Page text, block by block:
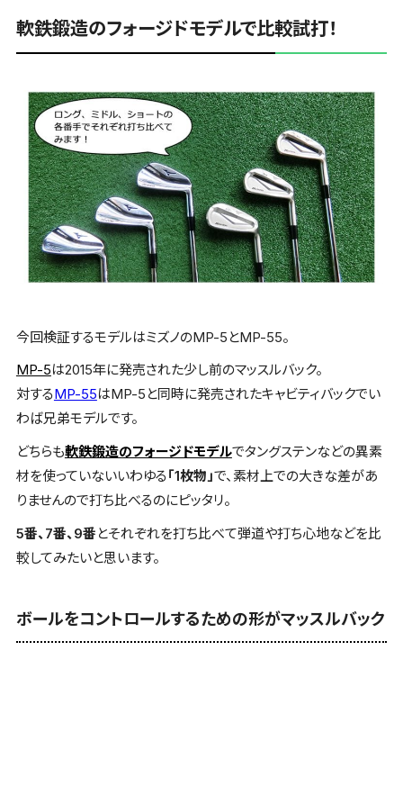
軟鉄鍛造のフォージドモデルで比較試打！
今回検証するモデルはミズノのMP-5とMP-55。
MP-5は2015年に発売された少し前のマッスルバック。
対するMP-55はMP-5と同時に発売されたキャビティバックでい
わば兄弟モデルです。
どちらも軟鉄鍛造のフォージドモデルでタングステンなどの異素
材を使っていないいわゆる「1枚物」で、素材上での大きな差があ
りませんので打ち比べるのにピッタリ。
5番、7番、9番 とそれぞれを打ち比べて弾道や打ち心地などを比
較してみたいと思います。
ボールをコントロールするための形がマッスルバック